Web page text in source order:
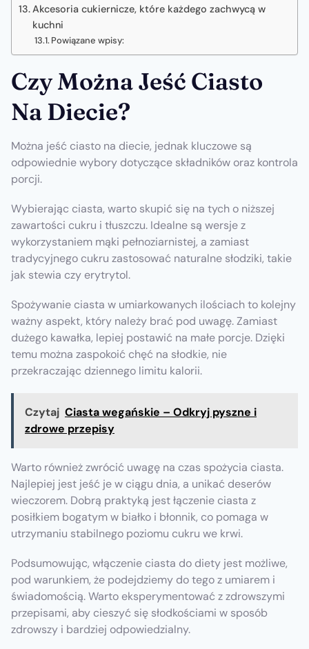
Akcesoria cukiernicze, które każdego zachwycą w
kuchni
Powiązane wpisy:
Czy Można Jeść Ciasto
Na Diecie?
Można jeść ciasto na diecie, jednak kluczowe są
odpowiednie wybory dotyczące składników oraz kontrola
porcji.
Wybierając ciasta, warto skupić się na tych o niższej
zawartości cukru i tłuszczu. Idealne są wersje z
wykorzystaniem mąki pełnoziarnistej, a zamiast
tradycyjnego cukru zastosować naturalne słodziki, takie
jak stewia czy erytrytol.
Spożywanie ciasta w umiarkowanych ilościach to kolejny
ważny aspekt, który należy brać pod uwagę. Zamiast
dużego kawałka, lepiej postawić na małe porcje. Dzięki
temu można zaspokoić chęć na słodkie, nie
przekraczając dziennego limitu kalorii.
Czytaj Ciasta wegańskie – Odkryj pyszne i
zdrowe przepisy
Warto również zwrócić uwagę na czas spożycia ciasta.
Najlepiej jest jeść je w ciągu dnia, a unikać deserów
wieczorem. Dobrą praktyką jest łączenie ciasta z
posiłkiem bogatym w białko i błonnik, co pomaga w
utrzymaniu stabilnego poziomu cukru we krwi.
Podsumowując, włączenie ciasta do diety jest możliwe,
pod warunkiem, że podejdziemy do tego z umiarem i
świadomością. Warto eksperymentować z zdrowszymi
przepisami, aby cieszyć się słodkościami w sposób
zdrowszy i bardziej odpowiedzialny.